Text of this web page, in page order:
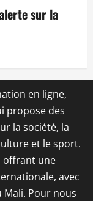
sur la
en ligne,
propose des
la société, la
et le sport.
offrant une
avec
Mali. Pour nous